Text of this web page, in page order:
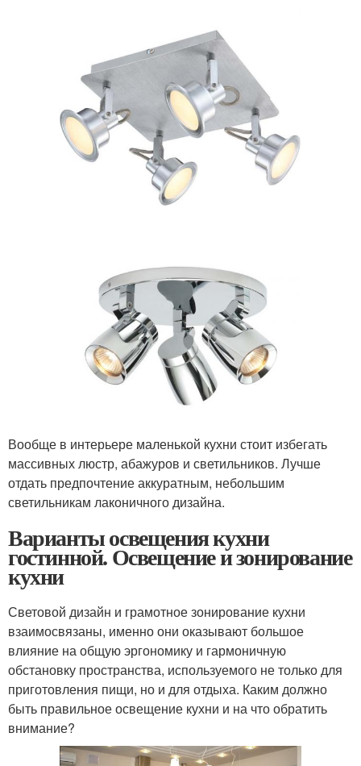
Вообще в интерьере маленькой кухни стоит избегать
массивных люстр, абажуров и светильников. Лучше
отдать предпочтение аккуратным, небольшим
светильникам лаконичного дизайна.
Варианты освещения кухни
гостинной. Освещение и зонирование
кухни
Световой дизайн и грамотное зонирование кухни
взаимосвязаны, именно они оказывают большое
влияние на общую эргономику и гармоничную
обстановку пространства, используемого не только для
приготовления пищи, но и для отдыха. Каким должно
быть правильное освещение кухни и на что обратить
внимание?